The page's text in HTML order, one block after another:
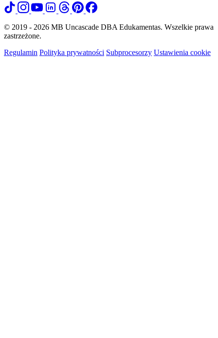
© 2019 - 2026 MB Uncascade DBA Edukamentas. Wszelkie prawa
zastrzeżone.
Regulamin Polityka prywatności Subprocesorzy Ustawienia cookie